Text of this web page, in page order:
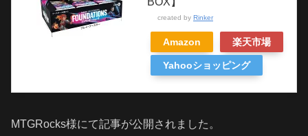
created by Rinker
Amazon 楽天市場
Yahooショッピング
MTGRocks様にて記事が公開されました。